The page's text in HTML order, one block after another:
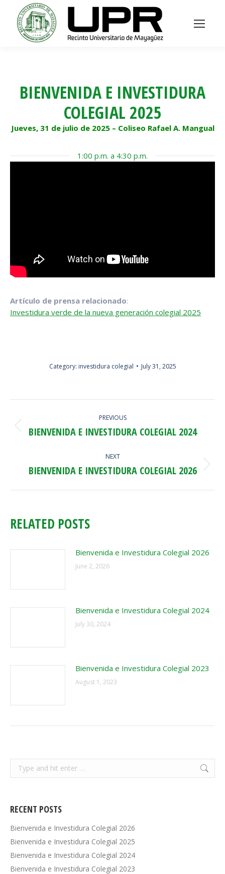
BIENVENIDA E INVESTIDURA
COLEGIAL 2025
Jueves, 31 de julio de 2025 – Coliseo Rafael A. Mangual
1:00 p.m. a 4:30 p.m.
Artículo de prensa relacionado:
Investidura verde de la nueva generación colegial 2025
Category: investidura colegial July 31, 2025
NAVIGATION PREVIOUS
Previous
BIENVENIDA E INVESTIDURA COLEGIAL 2024
NEXT
Next
BIENVENIDA E INVESTIDURA COLEGIAL 2026
RELATED POSTS
Bienvenida e Investidura Colegial 2026
June 2, 2026
Bienvenida e Investidura Colegial 2024
July 30, 2024
Bienvenida e Investidura Colegial 2023
August 1, 2023
RECENT POSTS
Bienvenida e Investidura Colegial 2026
Bienvenida e Investidura Colegial 2025
Bienvenida e Investidura Colegial 2024
Bienvenida e Investidura Colegial 2023